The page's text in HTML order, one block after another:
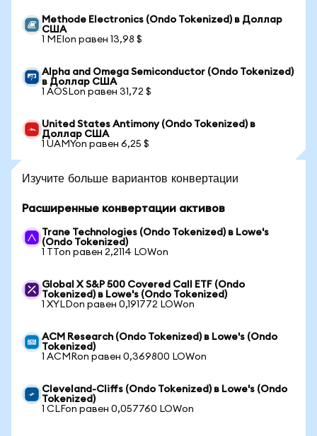
Methode Electronics (Ondo Tokenized) в Доллар
США
1 MEIon равен 13,98 $
Alpha and Omega Semiconductor (Ondo Tokenized)
в Доллар США
1 AOSLon равен 31,72 $
United States Antimony (Ondo Tokenized) в
Доллар США
1 UAMYon равен 6,25 $
Изучите больше вариантов конвертации
Расширенные конвертации активов
Trane Technologies (Ondo Tokenized) в Lowe's
(Ondo Tokenized)
1 TTon равен 2,2114 LOWon
Global X S&P 500 Covered Call ETF (Ondo
Tokenized) в Lowe's (Ondo Tokenized)
1 XYLDon равен 0,191772 LOWon
ACM Research (Ondo Tokenized) в Lowe's (Ondo
Tokenized)
1 ACMRon равен 0,369800 LOWon
Cleveland-Cliffs (Ondo Tokenized) в Lowe's (Ondo
Tokenized)
1 CLFon равен 0,057760 LOWon